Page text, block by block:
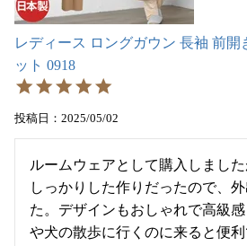
レディース ロングガウン 長袖 前開
ット 0918
投稿日 2025/05/02
ルームウェアとして購入しまし
しっかりした作りだったので、
た。デザインもおしゃれで高級
や犬の散歩に行くのに来ると便利